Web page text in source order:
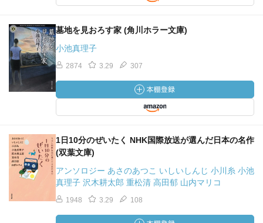
墓地を見おろす家 (角川ホラー文庫)
小池真理子
2874 3.29 307
1日10分のぜいたく NHK国際放送が選んだ日本の名作
(双葉文庫)
アンソロジー あさのあつこ いしいしんじ 小川糸 小池
真理子 沢木耕太郎 重松清 高田郁 山内マリコ
1948 3.29 108